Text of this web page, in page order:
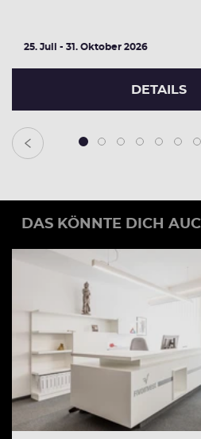
25. Juli - 31. Oktober 2026
DETAILS
2 3 4 5 6 7
DAS KÖNNTE DICH